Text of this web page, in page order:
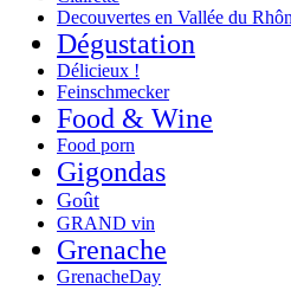
Decouvertes en Vallée du
Dégustation
Délicieux !
Feinschmecker
Food & Wine
Food porn
Gigondas
Goût
GRAND vin
Grenache
GrenacheDay